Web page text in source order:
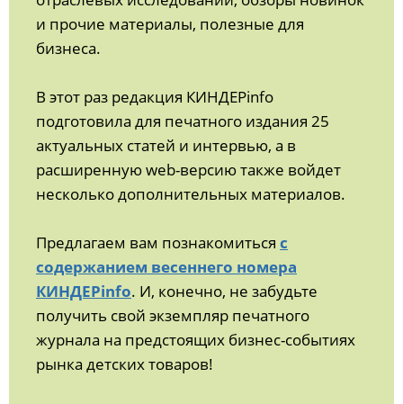
и прочие материалы, полезные для
бизнеса.
В этот раз редакция КИНДЕРinfo
подготовила для печатного издания 25
актуальных статей и интервью, а в
расширенную web-версию также войдет
несколько дополнительных материалов.
Предлагаем вам познакомиться с
содержанием весеннего номера
КИНДЕРinfo. И, конечно, не забудьте
получить свой экземпляр печатного
журнала на предстоящих бизнес-событиях
рынка детских товаров!